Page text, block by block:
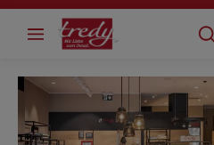
springen